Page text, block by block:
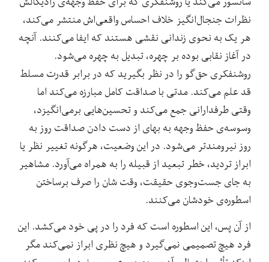
نظرات جنجال‌انگیز خلاف احساس واقعی‌اش منتشر می‌کند،
هر یک به نحوی زندانی نقشی هستند که ایفا می‌کنند. آنچه
در آغاز نقابی بوده بر چهره، تبدیل به چهره می‌شود.
روشنفکری حق‌گو را در نظر بگیرید که در برابر قدرت مسلط
قد علم می‌کند. مدتی با صداقت کامل مبارزه می‌کند اما
وقتی طرفدارانی جمع می‌کند و تحسین‌هایی برمی‌انگیزد،
وسوسه‌ی حفظ وجهه به بهای از دست دادن صداقت روز به
روز نیرومندتر می‌شود. در این وضعیت، هرگونه تغییر نظر یا
ابراز تردید، خطر تبعید از قبیله را به همراه می‌آورد. مشاهیر
به جای جست‌وجوی حقیقت، وقت شان را صرف برساختن
اسطوره‌ی خودشان می‌کنند.
از آن پس، این اسطوره است که فرد را در پی خود می‌کشد. این
فرد هیچ تصمیمی نمی‌گیرد و هیچ نظری ابراز نمی‌کند مگر